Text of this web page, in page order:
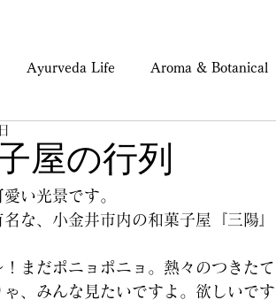
Ayurveda Life Aroma & Botanical
屋の行列
い光景です。
な、小金井市内の和菓子屋『三陽
！まだポニョポニョ。熱々のつきた
、みんな見たいですよ。欲しいです